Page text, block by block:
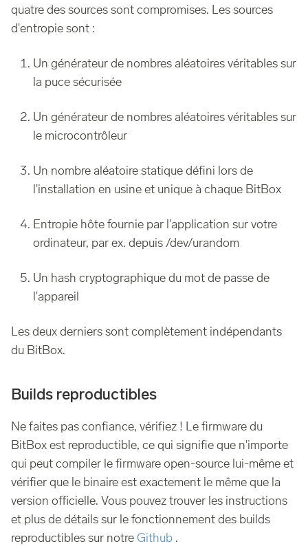
quatre des sources sont compromises. Les sources
d'entropie sont :
Un générateur de nombres aléatoires véritables sur
la puce sécurisée
Un générateur de nombres aléatoires véritables sur
le microcontrôleur
Un nombre aléatoire statique défini lors de
l'installation en usine et unique à chaque BitBox
Entropie hôte fournie par l'application sur votre
ordinateur, par ex. depuis /dev/urandom
Un hash cryptographique du mot de passe de
l'appareil
Les deux derniers sont complètement indépendants
du BitBox.
Builds reproductibles
Ne faites pas confiance, vérifiez ! Le firmware du
BitBox est reproductible, ce qui signifie que n'importe
qui peut compiler le firmware open-source lui-même et
vérifier que le binaire est exactement le même que la
version officielle. Vous pouvez trouver les instructions
et plus de détails sur le fonctionnement des builds
reproductibles sur notreGithub .